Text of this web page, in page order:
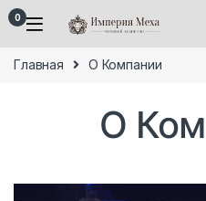
Skip to navigation
Skip to content
0
Главная О Компании
О